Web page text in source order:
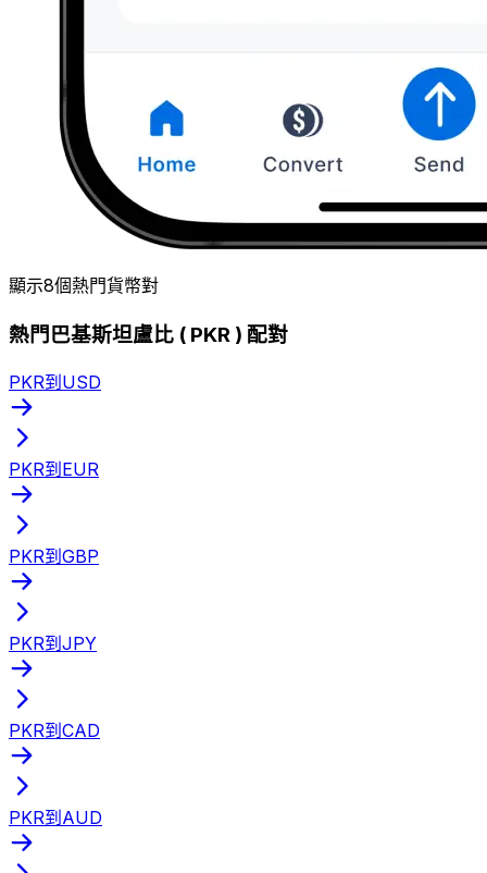
顯示8個熱門貨幣對
熱門巴基斯坦盧比 ( PKR ) 配對
PKR到USD
PKR到EUR
PKR到GBP
PKR到JPY
PKR到CAD
PKR到AUD